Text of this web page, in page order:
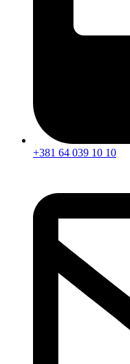
+381 64 039 10 10